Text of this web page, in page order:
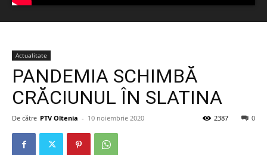
Actualitate
PANDEMIA SCHIMBĂ
CRĂCIUNUL ÎN SLATINA
De către PTV Oltenia - 10 noiembrie 2020 0
2387